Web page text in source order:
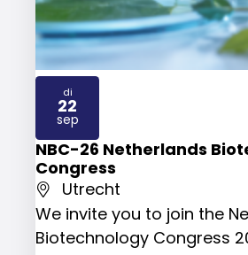
NBC-26 Netherlands
Congress
Utrecht
We invite you to join the
Biotechnology Congress
di
22
sep
2026